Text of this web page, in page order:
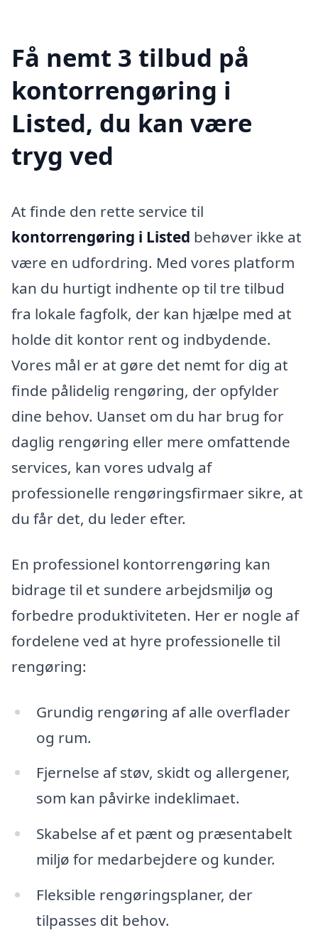
Få nemt 3 tilbud på
kontorrengøring i
Listed, du kan være
tryg ved
At finde den rette service til
kontorrengøring i Listed behøver ikke at
være en udfordring. Med vores platform
kan du hurtigt indhente op til tre tilbud
fra lokale fagfolk, der kan hjælpe med at
holde dit kontor rent og indbydende.
Vores mål er at gøre det nemt for dig at
finde pålidelig rengøring, der opfylder
dine behov. Uanset om du har brug for
daglig rengøring eller mere omfattende
services, kan vores udvalg af
professionelle rengøringsfirmaer sikre, at
du får det, du leder efter.
En professionel kontorrengøring kan
bidrage til et sundere arbejdsmiljø og
forbedre produktiviteten. Her er nogle af
fordelene ved at hyre professionelle til
rengøring:
Grundig rengøring af alle overflader
og rum.
Fjernelse af støv, skidt og allergener,
som kan påvirke indeklimaet.
Skabelse af et pænt og præsentabelt
miljø for medarbejdere og kunder.
Fleksible rengøringsplaner, der
tilpasses dit behov.